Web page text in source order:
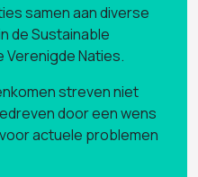
samen aan diverse
de Sustainable
Verenigde Naties.
streven niet
door een wens
actuele problemen